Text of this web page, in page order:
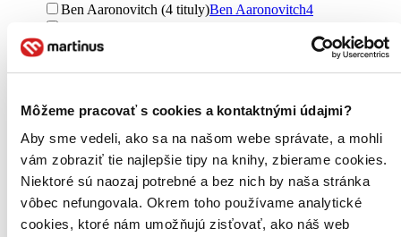
Môžeme pracovať s cookies a kontaktnými údajmi?
Aby sme vedeli, ako sa na našom webe správate, a mohli
vám zobraziť tie najlepšie tipy na knihy, zbierame cookies.
Niektoré sú naozaj potrebné a bez nich by naša stránka
vôbec nefungovala. Okrem toho používame analytické
cookies, ktoré nám umožňujú zisťovať, ako náš web
Ben Aaronovitch (4 tituly)Ben Aaronovitch4
Mark Olshaker (4 tituly)
Laurent Ponsot (1 titul)Laurent Ponsot1
Ďalšie možnosti
Vydavateľstvo
Blake Pierce (21 titulov) Blake Pierce 21
BB/art (14 titulov)BB/art14
Simon & Schuster (12 titulov)Simon & Schuster12